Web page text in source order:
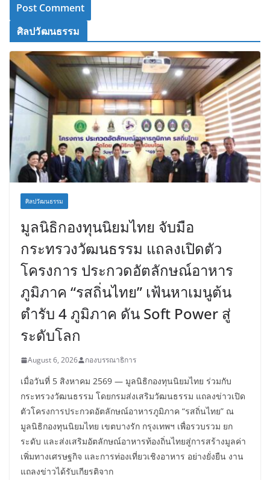
ศิลปวัฒนธรรม
ศิลปวัฒนธรรม
มูลนิธิกองทุนนิยมไทย จับมือ
กระทรวงวัฒนธรรม แถลงเปิดตัว
โครงการ ประกวดอัตลักษณ์อาหาร
ภูมิภาค “รสถิ่นไทย” เฟ้นหาเมนูต้น
ตำรับ 4 ภูมิภาค ดัน Soft Power สู่
ระดับโลก
August 6, 2026 กองบรรณาธิการ
เมื่อวันที่ 5 สิงหาคม 2569 — มูลนิธิกองทุนนิยมไทย ร่วมกับ
กระทรวงวัฒนธรรม โดยกรมส่งเสริมวัฒนธรรม แถลงข่าวเปิด
ตัวโครงการประกวดอัตลักษณ์อาหารภูมิภาค “รสถิ่นไทย” ณ
มูลนิธิกองทุนนิยมไทย เขตบางรัก กรุงเทพฯ เพื่อรวบรวม ยก
ระดับ และส่งเสริมอัตลักษณ์อาหารท้องถิ่นไทยสู่การสร้างมูลค่า
เพิ่มทางเศรษฐกิจ และการท่องเที่ยวเชิงอาหาร อย่างยั่งยืน งาน
แถลงข่าวได้รับเกียรติจาก